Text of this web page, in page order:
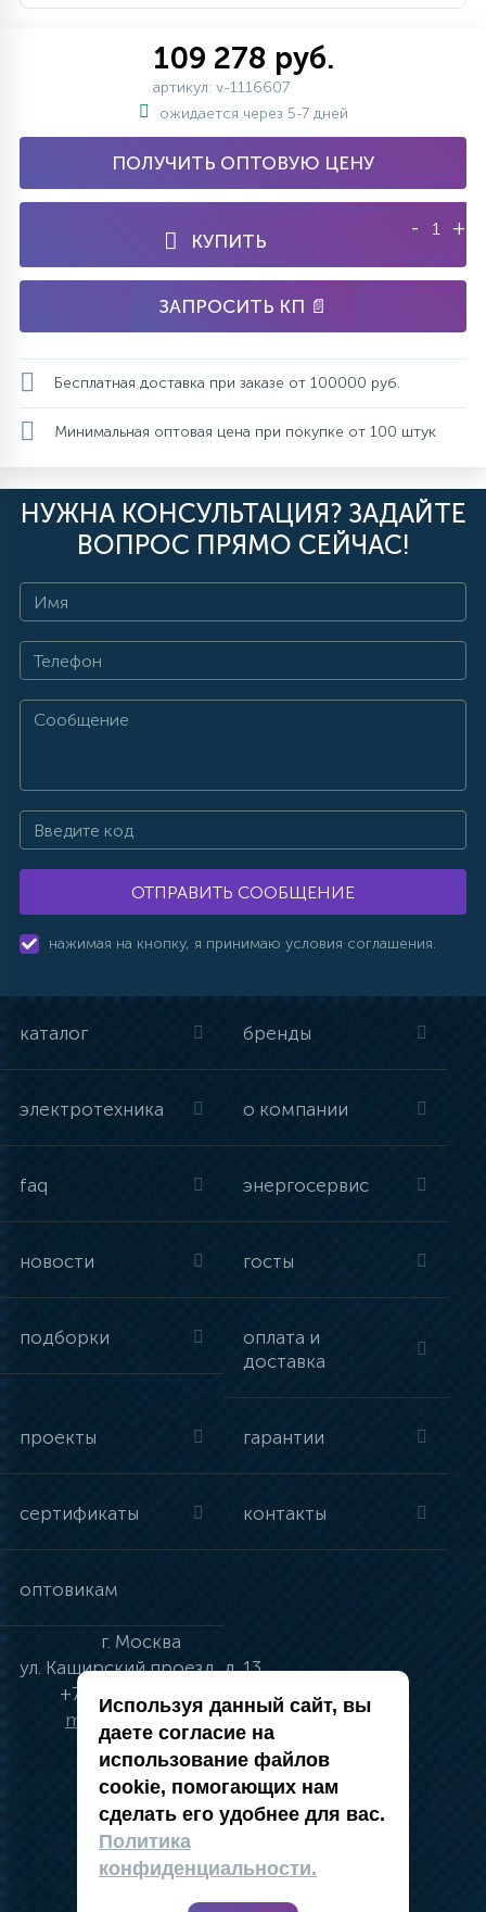
109 278 руб.
артикул: v-1116607
ожидается через 5-7 дней
ПОЛУЧИТЬ ОПТОВУЮ ЦЕНУ
КУПИТЬ
- +
ЗАПРОСИТЬ КП 📄
Бесплатная доставка при заказе от 100000 руб.
Минимальная оптовая цена при покупке от 100 штук
НУЖНА КОНСУЛЬТАЦИЯ? ЗАДАЙТЕ
ВОПРОС ПРЯМО СЕЙЧАС!
ОТПРАВИТЬ СООБЩЕНИЕ
нажимая на кнопку, я принимаю условия соглашения.
каталог бренды
электротехника о компании
faq энергосервис
новости госты
подборки
оплата и
доставка
проекты гарантии
сертификаты контакты
оптовикам
г. Москва
ул. Каширский проезд, д. 13
+7 (495) 134-41-83
moskva@vincci.ru
политика в отношении обработки
персональных данных
публичная оферта
карта сайта
Используя данный сайт, вы
даете согласие на
использование файлов
cookie, помогающих нам
сделать его удобнее для вас.
Политика
конфиденциальности.